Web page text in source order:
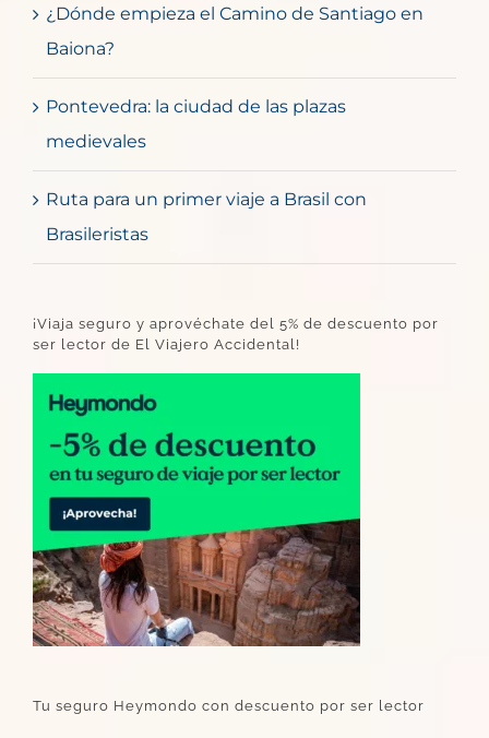
¿Dónde empieza el Camino de Santiago en
Baiona?
Pontevedra: la ciudad de las plazas
medievales
Ruta para un primer viaje a Brasil con
Brasileristas
¡Viaja seguro y aprovéchate del 5% de descuento por
ser lector de El Viajero Accidental!
Tu seguro Heymondo con descuento por ser lector